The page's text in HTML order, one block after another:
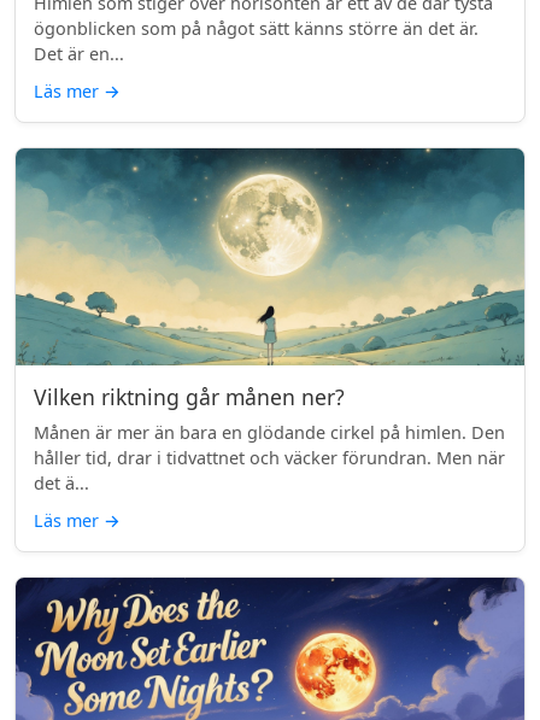
ögonblicken som på något sätt känns större än det är.
Det är en...
Läs mer →
Vilken riktning går månen ner?
Månen är mer än bara en glödande cirkel på himlen. Den
håller tid, drar i tidvattnet och väcker förundran. Men när
det ä...
Läs mer →